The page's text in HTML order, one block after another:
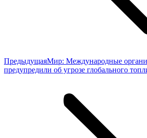
ПредыдущаяПредыдущая
запись:
Мир: Международные
предупредили об угрозе глобального